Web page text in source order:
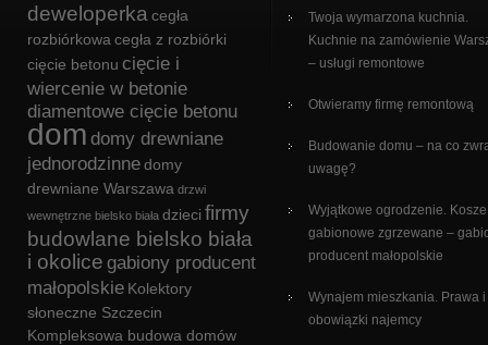
deweloperka cegła
rozbiórkowa cegła z rozbiórki
cięcie betonu cięcie i
wiercenie w betonie
diamentowe cięcie betonu
dom domy drewniane
jednorodzinnedomy
drewniane Warszawa drzwi
wewnętrzne bielsko biała dzieci firmy
budowlane bielsko biała
i okolice gabiony producent
małopolskie Kolektory
słoneczne Szczecin
Kompleksowa budowa domów
Twoja wymarzona kuchnia.
Kuchnie na zamówienie
– usługi remontowe
Otwieramy firmę remontową
Budowanie domu – na co
uwagę?
Wyjątkowe ogrodzenie. Kosze
gabionowe zgrzewane –
producent małopolskie
Wynajem mieszkania. Prawa i
obowiązki najemcy